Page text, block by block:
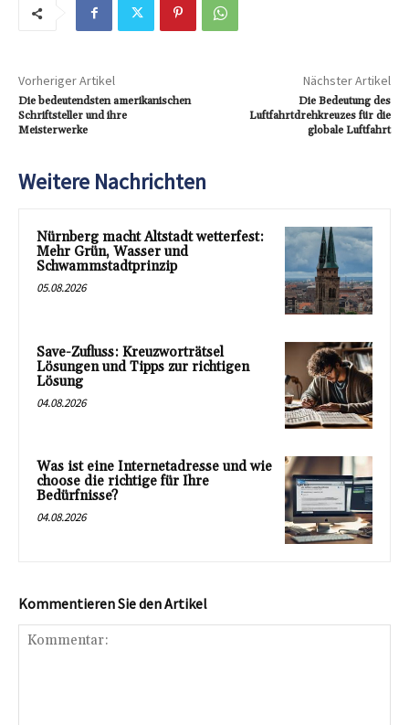
Vorheriger Artikel
Die bedeutendsten amerikanischen
Schriftsteller und ihre
Meisterwerke
Nächster Artikel
Die Bedeutung des
Luftfahrtdrehkreuzes für die
globale Luftfahrt
Weitere Nachrichten
Nürnberg macht Altstadt wetterfest:
Mehr Grün, Wasser und
Schwammstadtprinzip
05.08.2026
Save-Zufluss: Kreuzworträtsel
Lösungen und Tipps zur richtigen
Lösung
04.08.2026
Was ist eine Internetadresse und wie
choose die richtige für Ihre
Bedürfnisse?
04.08.2026
Kommentieren Sie den Artikel